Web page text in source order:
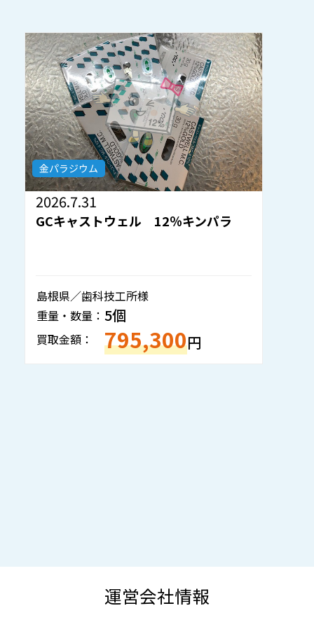
金パラジウム
2026.7.31
GCキャストウェル 12％キンパラ
島根県／歯科技工所様
重量・数量： 5個
買取金額： 795,300円
運営会社情報